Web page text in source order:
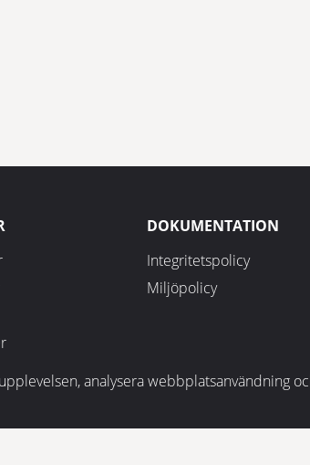
DOKUMENTATION
Integritetspolicy
Miljöpolicy
analysera webbplatsanvändning